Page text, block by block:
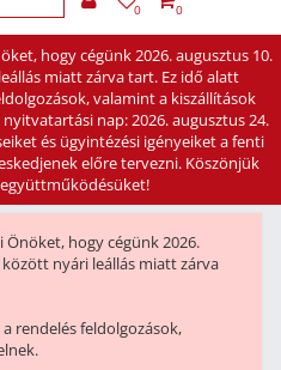
0 0
hogy cégünk 2026. augusztus 10.
miatt zárva tart. Ez idő alatt
valamint a kiszállítások
nap: 2026. augusztus 24.
és ügyintézési igényeiket a fenti
előre tervezni. Köszönjük
hogy cégünk 2026.
nyári leállás miatt zárva
rendelés feldolgozások,